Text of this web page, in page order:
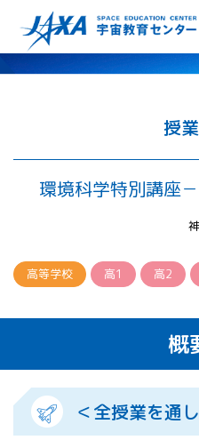
授
環境科学特別講座
高等学校 高1 高2
概
＜全授業を通